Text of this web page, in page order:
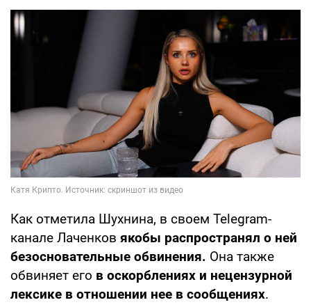
Как отметила Шухнина, в своем Telegram-
канале Лаченков якобы распространял о ней
безосновательные обвинения. Она также
обвиняет его в оскорблениях и нецензурной
лексике в отношении нее в сообщениях.